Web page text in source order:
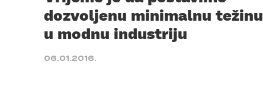
dozvoljenu minimalnu težinu
u modnu industriju
06.01.2016.